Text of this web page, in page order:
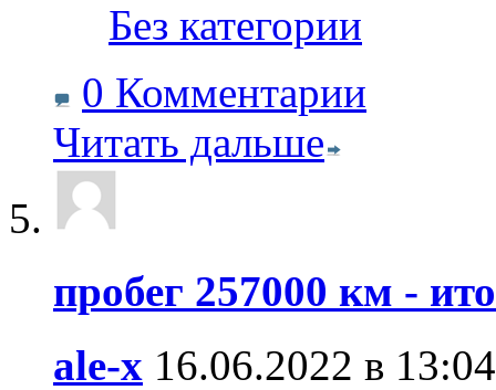
Без категории
0 Комментарии
Читать дальше
пробег 257000 км -
ale-x 16.06.2022 в 13:04